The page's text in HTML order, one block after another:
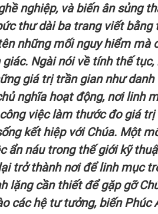
nghiệp, và biến ân sủng
thư dài ba trang viết bằng
những mối nguy hiểm mà
giác. Ngài nói về tính thế
giá trị trần gian như
nghĩa hoạt động, nơi linh
việc làm thước đo giá
kết hiệp với Chúa. Một
ẩn náu trong thế giới kỹ
trở thành nơi để linh mục
lặng cần thiết để gặp gỡ
các hệ tư tưởng, biến